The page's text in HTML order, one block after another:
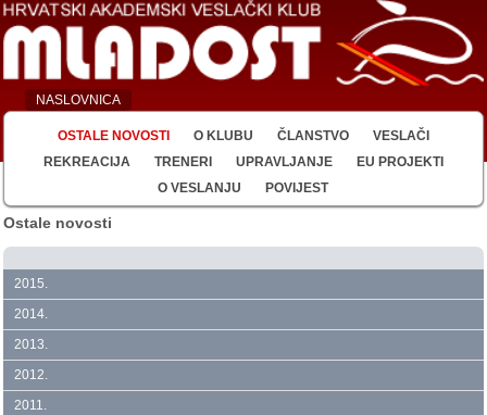
NASLOVNICA
OSTALE NOVOSTI O KLUBU ČLANSTVO
VESLAČI
REKREACIJA
TRENERI UPRAVLJANJE
EU PROJEKTI
O VESLANJU
POVIJEST
Ostale novosti
2015.
2014.
2013.
2012.
2011.